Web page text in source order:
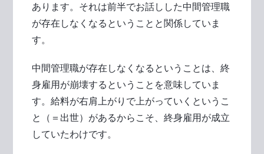
あります。それは前半でお話しした中間管理職
が存在しなくなるということと関係していま
す。
中間管理職が存在しなくなるということは、終
身雇用が崩壊するということを意味していま
す。給料が右肩上がりで上がっていくというこ
と（＝出世）があるからこそ、終身雇用が成立
していたわけです。